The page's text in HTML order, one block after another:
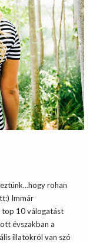
rohan
Immár
top 10 válogatást
évszakban a
illatokról van szó